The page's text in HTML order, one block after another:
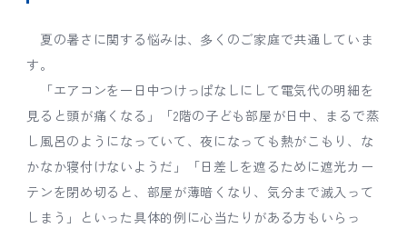
夏の暑さに関する悩みは、多くのご家庭で共通していま
す。
「エアコンを一日中つけっぱなしにして電気代の明細を
見ると頭が痛くなる」「2階の子ども部屋が日中、まるで蒸
し風呂のようになっていて、夜になっても熱がこもり、な
かなか寝付けないようだ」「日差しを遮るために遮光カー
テンを閉め切ると、部屋が薄暗くなり、気分まで滅入って
しまう」といった具体的例に心当たりがある方もいらっ